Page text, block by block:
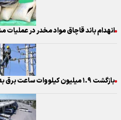
انهدام باند قاچاق مواد مخدر در عملیات
بازگشت ۱.۹ میلیون کیلووات ساعت برق به شبکه بوشهر